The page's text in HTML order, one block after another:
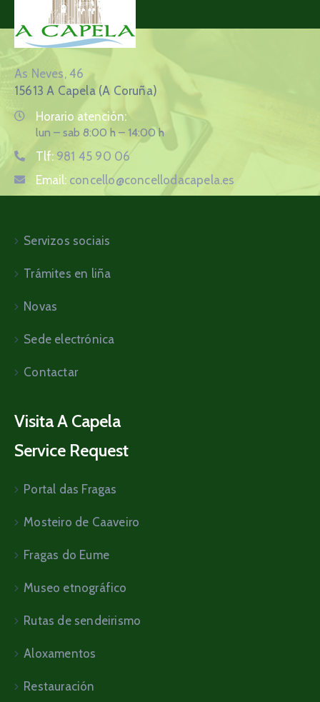
As Neves, 46
15613 A Capela (A Coruña)
Horario atención:
lun – sab 8:00 h – 14:00 h
Tlf: 981 45 90 06
Email: concello@concellodacapela.es
Servizos sociais
Trámites en liña
Novas
Sede electrónica
Contactar
Visita A Capela
Service Request
Portal das Fragas
Mosteiro de Caaveiro
Fragas do Eume
Museo etnográfico
Rutas de sendeirismo
Aloxamentos
Restauración